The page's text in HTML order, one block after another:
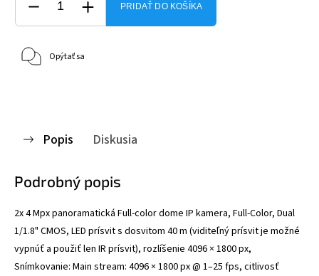
PRIDAŤ DO KOŠÍKA
Opýtať sa
Popis Diskusia
Podrobný popis
2x 4 Mpx panoramatická Full-color dome IP kamera, Full-Color, Dual
1/1.8" CMOS, LED prísvit s dosvitom 40 m (viditeľný prísvit je možné
vypnúť a použiť len IR prísvit), rozlíšenie 4096 × 1800 px,
Snímkovanie: Main stream: 4096 × 1800 px @ 1–25 fps, citlivosť